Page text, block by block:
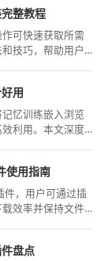
整教程
可快速获取所需
技巧，帮助用户
用
忆训练嵌入浏览
利用。本文深度
使用指南
，用户可通过插
效率并保持文件
盘点